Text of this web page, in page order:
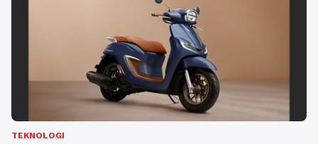
TEKNOLOGI